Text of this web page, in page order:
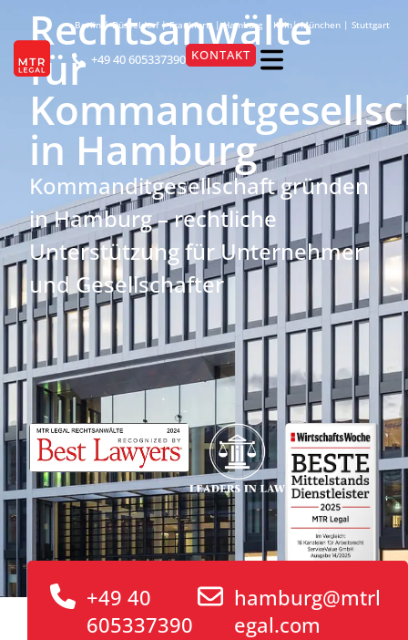
Berlin |Düsseldorf|Frankfurt|Hamburg Köln|München | Stuttgart
+49 40 605337390 KONTAKT
Rechtsanwälte
für
in Hamburg
Kommanditgesellschaft gründen
in Hamburg – rechtliche
Unterstützung für Unternehmer
und Gesellschafter
+49 40
605337390
hamburg@mtrl
egal.com